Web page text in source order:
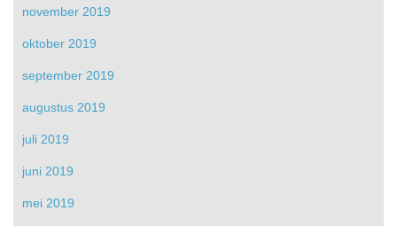
november 2019
oktober 2019
september 2019
augustus 2019
juli 2019
juni 2019
mei 2019